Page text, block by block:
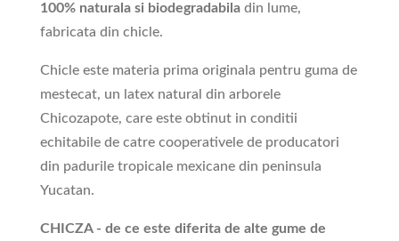
100% naturala si biodegradabiladin lume,
fabricata din chicle.
Chicle este materia prima originala pentru guma de
mestecat, un latex natural din arborele
Chicozapote, care este obtinut in conditii
echitabile de catre cooperativele de producatori
din padurile tropicale mexicane din peninsula
Yucatan.
CHICZA - de ce este diferita de alte gume de